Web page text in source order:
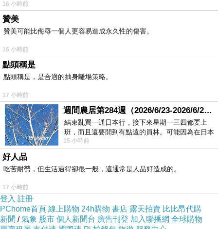
16 小時前
贊美
贊美可能比侮辱一個人更容易造成永久性的傷害。
16 小時前
點頭稱是
點頭稱是，是合適的抽身離場策略。
17 小時前
週間農居第284週（2026/6/23-2026/6/24) 夏至 金黃稻浪洋溢豐收喜悅
結束亂買一通日本行，接下來星期一三四都要上
班，而且還要開到有點遠的員林。可能因為在日本
花不少錢，星期一出門上班時，心裡沒有一
15 小時前
好人品
吃苦耐勞，但生活過得卻很一般，這通常是人品好造成的。
17 小時前
登入 註冊
PChome首頁 線上購物 24h購物 書店 露天拍賣 比比昂代購
新聞 /氣象 股市 個人新聞台 廣告刊登 加入聯播網 全球購物